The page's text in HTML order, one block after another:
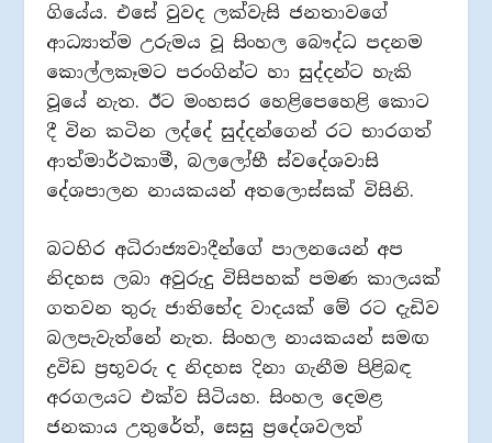
ගියේය. එසේ වුවද ලක්වැසි ජනතාවගේ
ආධ්‍යාත්ම උරුමය වූ සිංහල බෞද්ධ පදනම
කොල්ලකෑමට පරංගින්ට හා සුද්දන්ට හැකි
වූයේ නැත. ඊට මංහසර හෙළිපෙහෙළි කොට
දී වින කටින ලද්දේ සුද්දන්ගෙන් රට භාරගත්
ආත්මාර්ථකාමී, බලලෝභී ස්වදේශවාසි
දේශපාලන නායකයන් අතලොස්සක් විසිනි.
බටහිර අධිරාජ්‍යවාදීන්ගේ පාලනයෙන් අප
නිදහස ලබා අවුරුදු විසිපහක් පමණ කාලයක්
ගතවන තුරු ජාතිභේද වාදයක් මේ රට දැඩිව
බලපැවැත්නේ නැත. සිංහල නායකයන් සමඟ
ද්‍රවිඩ ප්‍රභූවරු ද නිදහස දිනා ගැනීම පිළිබඳ
අරගලයට එක්ව සිටියහ. සිංහල දෙමළ
ජනකාය උතුරේත්, සෙසු ප්‍රදේශවලත්